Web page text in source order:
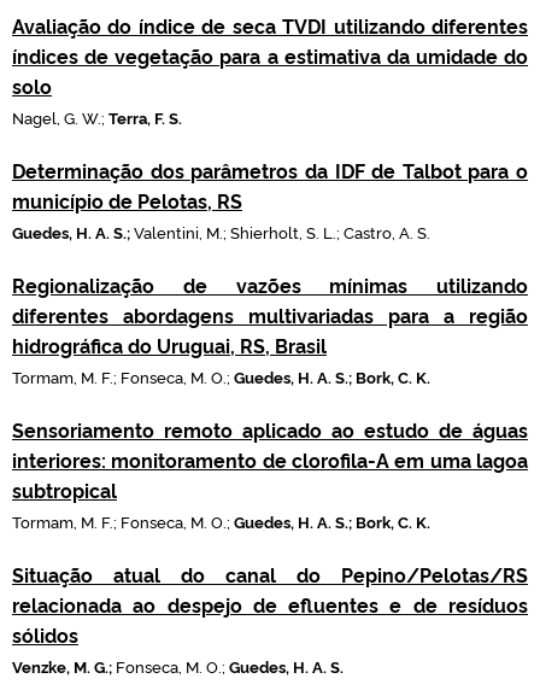
Avaliação do índice de seca TVDI utilizando diferentes
índices de vegetação para a estimativa da umidade do
solo
Nagel, G. W.; Terra, F. S.
Determinação dos parâmetros da IDF de Talbot para o
município de Pelotas, RS
Guedes, H. A. S.;Valentini, M.; Shierholt, S. L.; Castro, A. S.
Regionalização de vazões mínimas utilizando
diferentes abordagens multivariadas para a região
hidrográfica do Uruguai, RS, Brasil
Tormam, M. F.; Fonseca, M. O.; Guedes, H. A. S.; Bork, C. K.
Sensoriamento remoto aplicado ao estudo de águas
interiores: monitoramento de clorofila-A em uma lagoa
subtropical
Tormam, M. F.; Fonseca, M. O.; Guedes, H. A. S.; Bork, C. K.
Situação atual do canal do Pepino/Pelotas/RS
relacionada ao despejo de efluentes e de resíduos
sólidos
Venzke, M. G.; Fonseca, M. O.; Guedes, H. A. S.